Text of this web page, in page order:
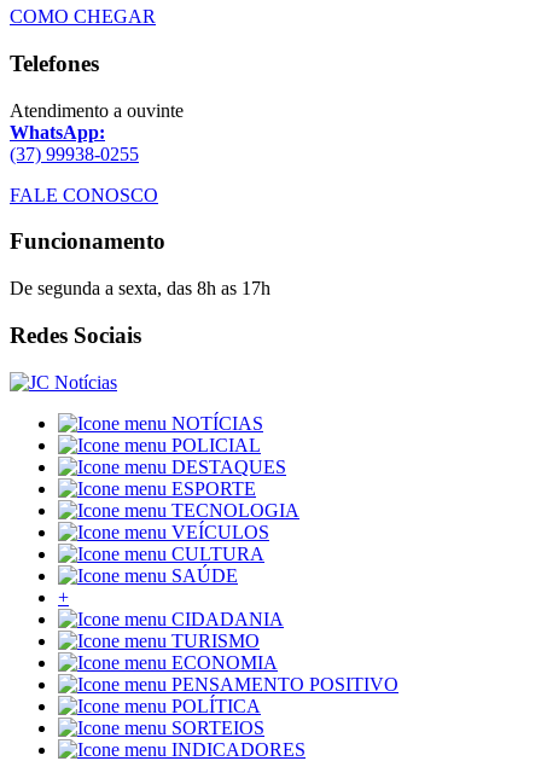
COMO CHEGAR
Telefones
Atendimento a ouvinte
WhatsApp:
(37) 99938-0255
FALE CONOSCO
Funcionamento
De segunda a sexta, das 8h as 17h
Redes Sociais
NOTÍCIAS
POLICIAL
DESTAQUES
ESPORTE
TECNOLOGIA
VEÍCULOS
CULTURA
SAÚDE
+
CIDADANIA
TURISMO
ECONOMIA
PENSAMENTO POSITIVO
POLÍTICA
SORTEIOS
INDICADORES